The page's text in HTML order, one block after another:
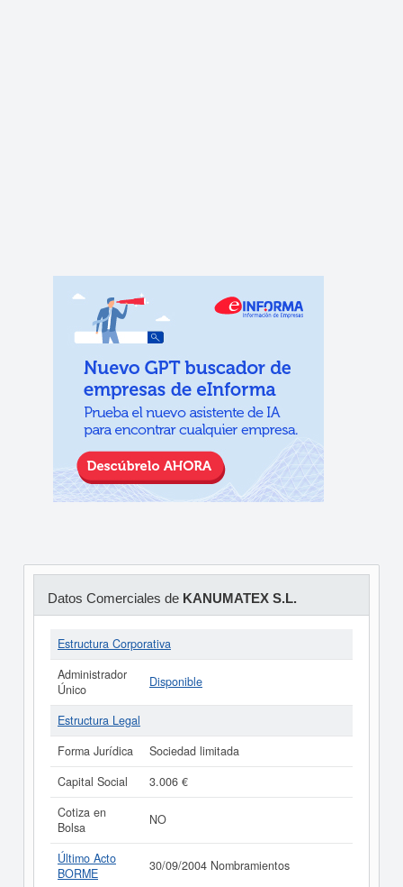
Datos Comerciales de KANUMATEX S.L.
Estructura Corporativa
Administrador
Único
Disponible
Estructura Legal
Forma Jurídica
Sociedad limitada
Capital Social
3.006 €
Cotiza en
Bolsa
NO
Último Acto
BORME
30/09/2004 Nombramientos